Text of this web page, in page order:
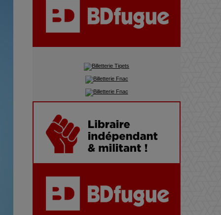
ans d’électro sous les
montagnes, une fête à ne pas
manquer